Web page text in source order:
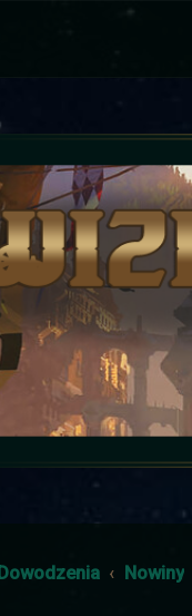
Nowiny